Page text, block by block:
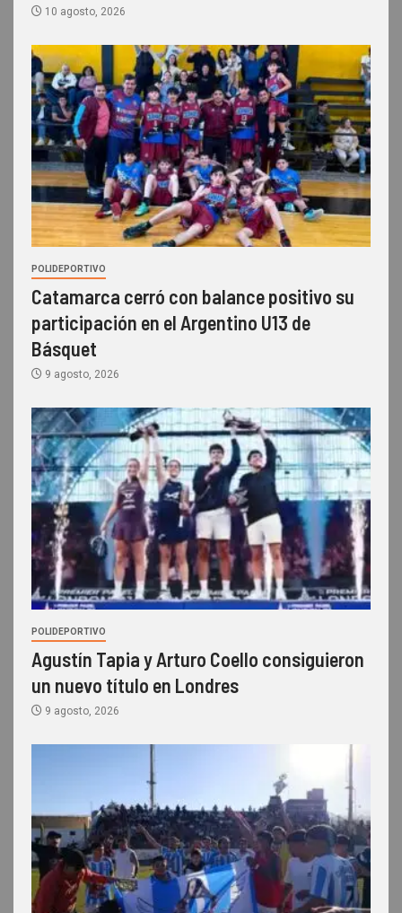
10 agosto, 2026
POLIDEPORTIVO
Catamarca cerró con balance positivo su
participación en el Argentino U13 de
Básquet
9 agosto, 2026
POLIDEPORTIVO
Agustín Tapia y Arturo Coello consiguieron
un nuevo título en Londres
9 agosto, 2026